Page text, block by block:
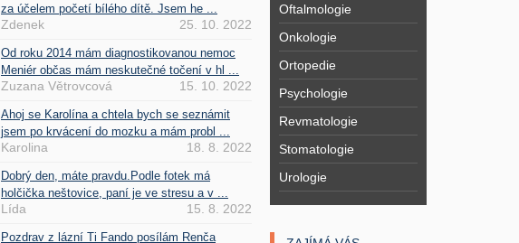
za účelem početí bílého dítě. Jsem he ...
Zdenek 25. 10. 2022
Od roku 2014 mám diagnostikovanou nemoc
Meniér občas mám neskutečné točení v hl ...
Zuzana Větrovcová 15. 10. 2022
Ahoj se Karolína a chtela bych se seznámit
jsem po krvácení do mozku a mám probl ...
Karolina 18. 8. 2022
Dobrý den, máte pravdu.Podle fotek má
holčička neštovice, paní je ve stresu a v ...
Lída 15. 8. 2022
Pozdrav z lázní Ti Fando posílám Renča
Oftalmologie
Onkologie
Ortopedie
Psychologie
Revmatologie
Stomatologie
Urologie